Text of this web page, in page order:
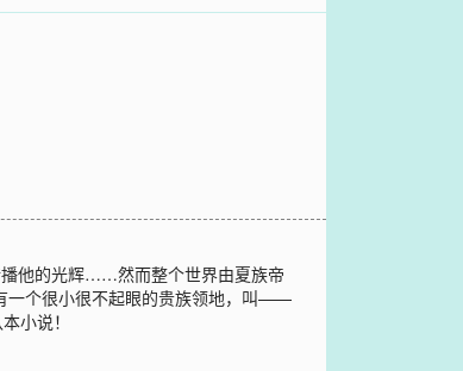
他的光辉……然而整个世界由夏族帝
一个很小很不起眼的贵族领地，叫——
小说！